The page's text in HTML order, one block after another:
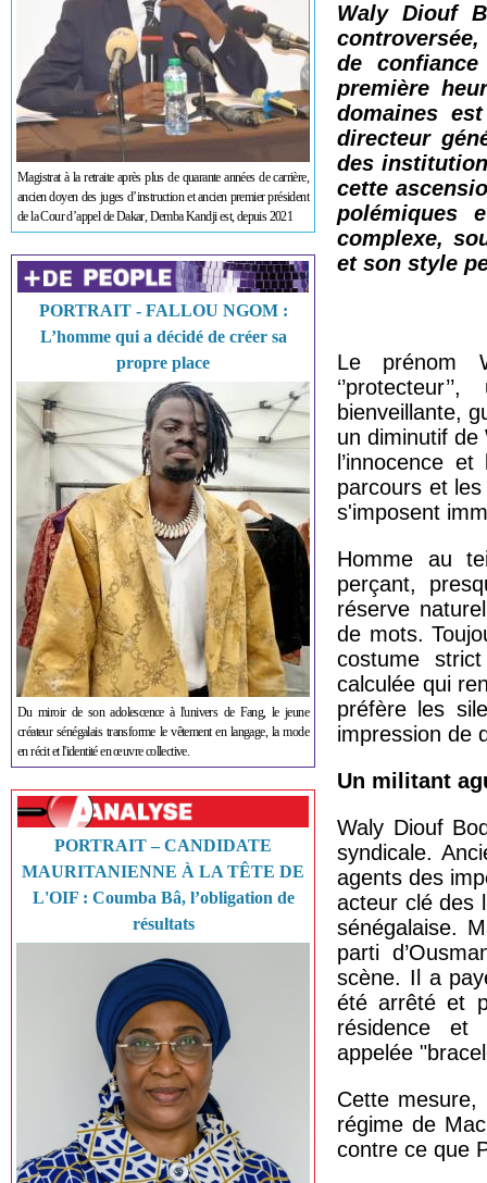
Magistrat à la retraite après plus de quarante années de carrière,
ancien doyen des juges d’instruction et ancien premier président
de la Cour d’appel de Dakar, Demba Kandji est, depuis 2021
PORTRAIT - FALLOU NGOM :
L’homme qui a décidé de créer sa
propre place
Du miroir de son adolescence à l'univers de Fang, le jeune
créateur sénégalais transforme le vêtement en langage, la mode
en récit et l'identité en œuvre collective.
PORTRAIT – CANDIDATE
MAURITANIENNE À LA TÊTE DE
L'OIF : Coumba Bâ, l’obligation de
résultats
Waly Diouf
de
première
domaines
directeur
des
cette
polémiques
complexe,
et son style
Le prénom
bienveillante,
un diminutif de
l’innocence
parcours et
s'imposent
Homme au
perçant,
réserve
de mots.
costume
calculée qui
préfère les
impression de
Un militant
Waly Diouf
syndicale.
agents des
acteur clé des
sénégalaise.
parti
scène. Il a
été arrêté et
résidence et
appelée
Cette mesure,
régime de
contre ce que